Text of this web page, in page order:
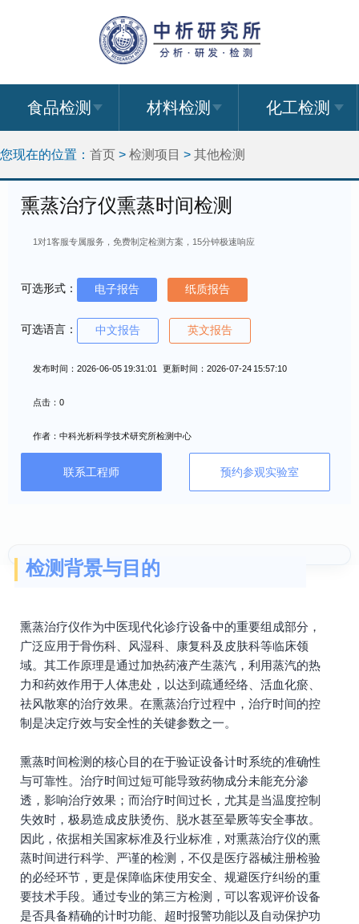
食品检测 材料检测 化工检测
您现在的位置： 首页 > 检测项目 > 其他检测
熏蒸治疗仪熏蒸时间检测
1对1客服专属服务，免费制定检测方案，15分钟极速响应
可选形式： 电子报告 纸质报告
可选语言： 中文报告 英文报告
发布时间：2026-06-05 19:31:01 更新时间：2026-07-24 15:57:10
点击：0
作者：中科光析科学技术研究所检测中心
联系工程师 预约参观实验室
检测背景与目的
熏蒸治疗仪作为中医现代化诊疗设备中的重要组成部分，
广泛应用于骨伤科、风湿科、康复科及皮肤科等临床领
域。其工作原理是通过加热药液产生蒸汽，利用蒸汽的热
力和药效作用于人体患处，以达到疏通经络、活血化瘀、
祛风散寒的治疗效果。在熏蒸治疗过程中，治疗时间的控
制是决定疗效与安全性的关键参数之一。
熏蒸时间检测的核心目的在于验证设备计时系统的准确性
与可靠性。治疗时间过短可能导致药物成分未能充分渗
透，影响治疗效果；而治疗时间过长，尤其是当温度控制
失效时，极易造成皮肤烫伤、脱水甚至晕厥等安全事故。
因此，依据相关国家标准及行业标准，对熏蒸治疗仪的熏
蒸时间进行科学、严谨的检测，不仅是医疗器械注册检验
的必经环节，更是保障临床使用安全、规避医疗纠纷的重
要技术手段。通过专业的第三方检测，可以客观评价设备
是否具备精确的计时功能、超时报警功能以及自动保护功